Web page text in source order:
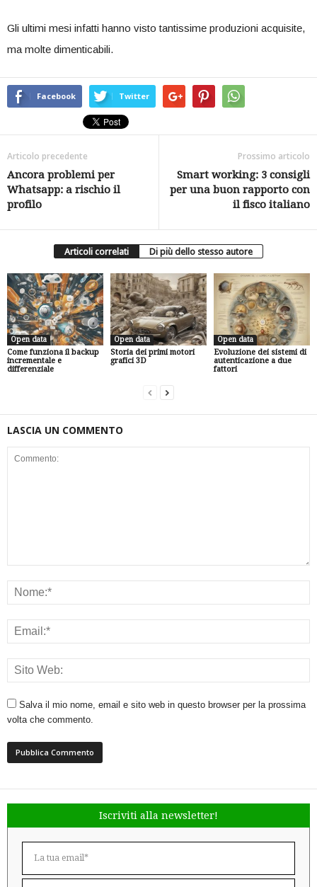
Gli ultimi mesi infatti hanno visto tantissime produzioni acquisite,
ma molte dimenticabili.
Facebook Twitter
Articolo precedente
Ancora problemi per
Whatsapp: a rischio il
profilo
Prossimo articolo
Smart working: 3 consigli
per una buon rapporto con
il fisco italiano
Articoli correlati Di più dello stesso autore
Open data
Come funziona il backup
incrementale e
differenziale
Open data
Storia dei primi motori
grafici 3D
Open data
Evoluzione dei sistemi di
autenticazione a due
fattori
LASCIA UN COMMENTO
Salva il mio nome, email e sito web in questo browser per la prossima
volta che commento.
Iscriviti alla newsletter!